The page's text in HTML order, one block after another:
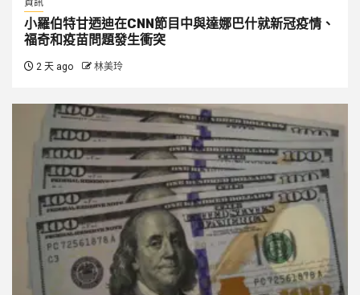
資訊
小羅伯特甘迺迪在CNN節目中與達娜巴什就新冠疫情、
福奇和疫苗問題發生衝突
2 天 ago 林美玲